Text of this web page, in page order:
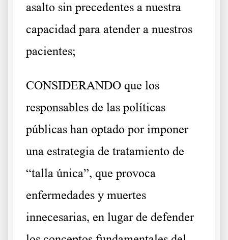
asalto sin precedentes a nuestra
capacidad para atender a nuestros
pacientes;
CONSIDERANDO que los
responsables de las políticas
públicas han optado por imponer
una estrategia de tratamiento de
“talla única”, que provoca
enfermedades y muertes
innecesarias, en lugar de defender